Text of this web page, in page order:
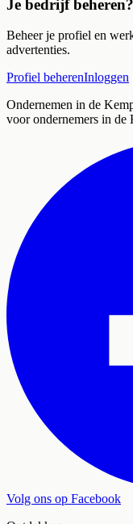
Je bedrijf beheren?
Beheer je profiel en
advertenties.
Profiel beherenInloggen
Ondernemen in de
voor ondernemers in de
Volg ons op Facebook